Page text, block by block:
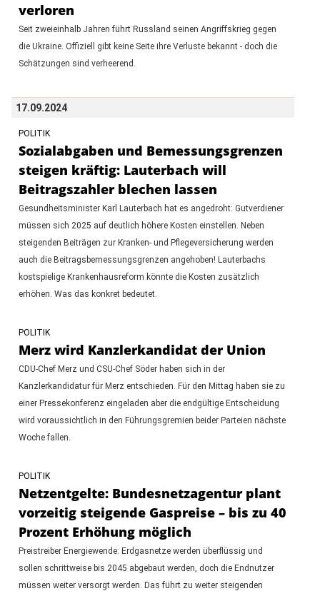
verloren
Seit zweieinhalb Jahren führt Russland seinen Angriffskrieg gegen
die Ukraine. Offiziell gibt keine Seite ihre Verluste bekannt - doch die
Schätzungen sind verheerend.
17.09.2024
POLITIK
Sozialabgaben und Bemessungsgrenzen
steigen kräftig: Lauterbach will
Beitragszahler blechen lassen
Gesundheitsminister Karl Lauterbach hat es angedroht: Gutverdiener
müssen sich 2025 auf deutlich höhere Kosten einstellen. Neben
steigenden Beiträgen zur Kranken- und Pflegeversicherung werden
auch die Beitragsbemessungsgrenzen angehoben! Lauterbachs
kostspielige Krankenhausreform könnte die Kosten zusätzlich
erhöhen. Was das konkret bedeutet.
POLITIK
Merz wird Kanzlerkandidat der Union
CDU-Chef Merz und CSU-Chef Söder haben sich in der
Kanzlerkandidatur für Merz entschieden. Für den Mittag haben sie zu
einer Pressekonferenz eingeladen aber die endgültige Entscheidung
wird voraussichtlich in den Führungsgremien beider Parteien nächste
Woche fallen.
POLITIK
Netzentgelte: Bundesnetzagentur plant
vorzeitig steigende Gaspreise – bis zu 40
Prozent Erhöhung möglich
Preistreiber Energiewende: Erdgasnetze werden überflüssig und
sollen schrittweise bis 2045 abgebaut werden, doch die Endnutzer
müssen weiter versorgt werden. Das führt zu weiter steigenden